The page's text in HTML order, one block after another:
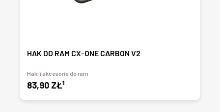
HAK DO RAM CX-ONE CARBON V2
Haki i akcesoria do ram
83,90 ZŁ1